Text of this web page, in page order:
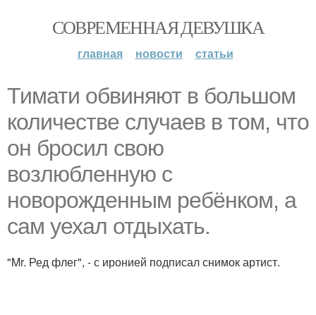
СОВРЕМЕННАЯ ДЕВУШКА
главная новости статьи
Тимати обвиняют в большом
количестве случаев в том, что
он бросил свою
возлюбленную с
новорожденным ребёнком, а
сам уехал отдыхать.
"Mr. Ред флег", - с иронией подписал снимок артист.